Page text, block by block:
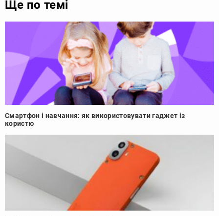
Ще по темі
Смартфон і навчання: як використовувати гаджет із
користю